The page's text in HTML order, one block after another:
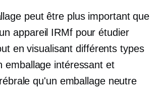
peut être plus important que
appareil IRMf pour étudier
en visualisant différents types
emballage intéressant et
qu'un emballage neutre